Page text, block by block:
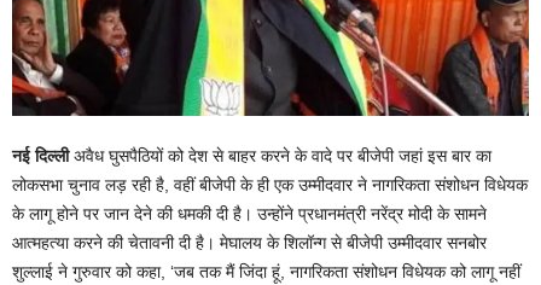
नई दिल्लीअवैध घुसपैठियों को देश से बाहर करने के वादे पर बीजेपी जहां इस बार का
लोकसभा चुनाव लड़ रही है, वहीं बीजेपी के ही एक उम्मीदवार ने नागरिकता संशोधन विधेयक
के लागू होने पर जान देने की धमकी दी है। उन्होंने प्रधानमंत्री नरेंद्र मोदी के सामने
आत्महत्या करने की चेतावनी दी है। मेघालय के शिलॉन्ग से बीजेपी उम्मीदवार सनबोर
शुल्लाई ने गुरुवार को कहा, ‘जब तक मैं जिंदा हूं, नागरिकता संशोधन विधेयक को लागू नहीं